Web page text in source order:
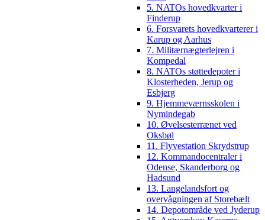
5. NATOs hovedkvarter i
Finderup
6. Forsvarets hovedkvarterer i
Karup og Aarhus
7. Militærnægterlejren i
Kompedal
8. NATOs støttedepoter i
Klosterheden, Jerup og
Esbjerg
9. Hjemmeværnsskolen i
Nymindegab
10. Øvelsesterrænet ved
Oksbøl
11. Flyvestation Skrydstrup
12. Kommandocentraler i
Odense, Skanderborg og
Hadsund
13. Langelandsfort og
overvågningen af Storebælt
14. Depotområde ved Jyderup